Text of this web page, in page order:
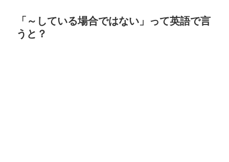
「～している場合ではない」って英語で言
うと？